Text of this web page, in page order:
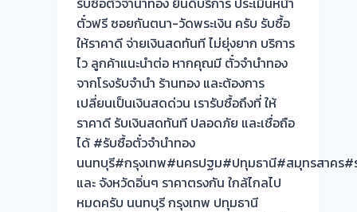
รอ
จบ
หน้า
งาน
📌
รับ
ซื้อ
ตั๋ว
จำนำ
ทอง
ตั๋วฟรี ซอยกันตนา-วัดพระเงิน ครับ รับซื้อ
ให้ราคาดี จ่ายเงินสดทันที ไม่ยุ่งยาก บริการ
ไว ลูกค้าแนะนำต่อ หากคุณมี ตั๋วจำนำทอง
จากโรงรับจำนำ ร้านทอง และต้องการ
เปลี่ยนเป็นเงินสดด่วน เรารับซื้อถึงที่ ให้
ราคาดี รับเงินสดทันที ปลอดภัย และเชื่อถือ
ได้ #รับซื้อตั๋วจำนำทอง
นนทบุรี#กรุงเทพ#นครปฐม#ปทุมธานี#สมุทรสาคร#
และ จังหวัดอิ่นๆ ราคาตรงกัน ใกล้ไกลไป
หมดครับ นนทบุรี กรุงเทพ ปทุมธานี